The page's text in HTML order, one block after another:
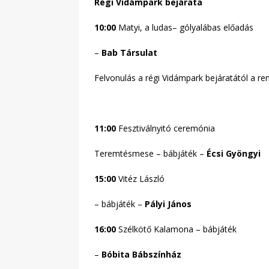
10:00 Matyi, a ludas– gólyalábas előadás
– Bab Társulat
Felvonulás a régi Vidámpark bejáratától a
11:00 Fesztiválnyitó ceremónia
Teremtésmese – bábjáték – Écsi Gyöngyi
15:00 Vitéz László
– bábjáték – Pályi János
16:00 Szélkötő Kalamona – bábjáték
– Bóbita Bábszínház